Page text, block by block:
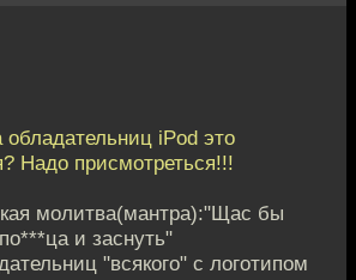
iPod это
Надо присмотреться!!!
молитва(мантра):"Щас бы
и заснуть"
"всякого" с логотипом